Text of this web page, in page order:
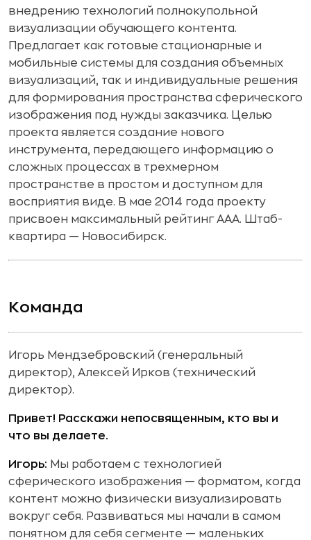
внедрению технологий полнокупольной
визуализации обучающего контента.
Предлагает как готовые стационарные и
мобильные системы для создания объемных
визуализаций, так и индивидуальные решения
для формирования пространства сферического
изображения под нужды заказчика. Целью
проекта является создание нового
инструмента, передающего информацию о
сложных процессах в трехмерном
пространстве в простом и доступном для
восприятия виде. В мае 2014 года проекту
присвоен максимальный рейтинг ААА. Штаб-
квартира — Новосибирск.
Команда
Игорь Мендзебровский (генеральный
директор), Алексей Ирков (технический
директор).
Привет! Расскажи непосвященным, кто вы и
что вы делаете.
Игорь: Мы работаем с технологией
сферического изображения — форматом, когда
контент можно физически визуализировать
вокруг себя. Развиваться мы начали в самом
понятном для себя сегменте — маленьких